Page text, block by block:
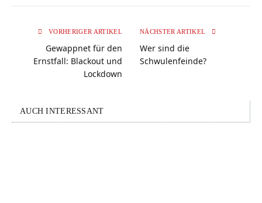
VORHERIGER ARTIKEL
Gewappnet für den
Ernstfall: Blackout und
Lockdown
NÄCHSTER ARTIKEL
Wer sind die
Schwulenfeinde?
AUCH INTERESSANT